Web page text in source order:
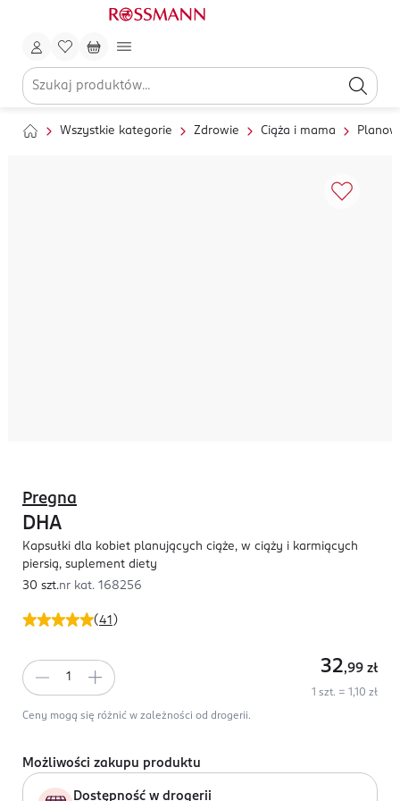
Wszystkie kategorie Zdrowie Ciąża i mama
(41 )
Pregna
DHA
Kapsułki dla kobiet planujących ciąże, w ciąży i karmiących
piersią, suplement diety
30 szt.nr kat. 168256
32,99 zł
1 szt. = 1,10 zł
Ceny mogą się różnić w zależności od drogerii.
Możliwości zakupu produktu
Dostępność w drogerii